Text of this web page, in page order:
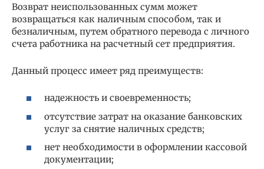
Возврат неиспользованных сумм может
возвращаться как наличным способом, так и
безналичным, путем обратного перевода с личного
счета работника на расчетный сет предприятия.
Данный процесс имеет ряд преимуществ:
надежность и своевременность;
отсутствие затрат на оказание банковских
услуг за снятие наличных средств;
нет необходимости в оформлении кассовой
документации;